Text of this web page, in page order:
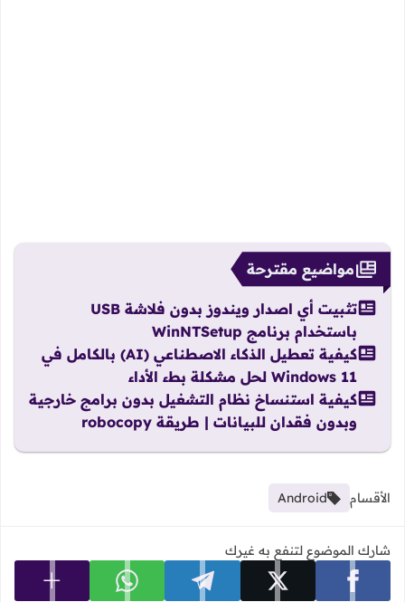
مواضيع مقترحة
تثبيت أي اصدار ويندوز بدون فلاشة USB
باستخدام برنامج WinNTSetup
كيفية تعطيل الذكاء الاصطناعي (AI) بالكامل في
Windows 11 لحل مشكلة بطء الأداء
كيفية استنساخ نظام التشغيل بدون برامج خارجية
وبدون فقدان للبيانات | طريقة robocopy
الأقسام Android
شارك الموضوع لتنفع به غيرك
شارك على facebook شارك على x شارك على telegram شارك على whatsapp عرض